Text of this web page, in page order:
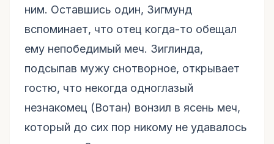
ним. Оставшись один, Зигмунд
вспоминает, что отец когда-то обещал
ему непобедимый меч. Зиглинда,
подсыпав мужу снотворное, открывает
гостю, что некогда одноглазый
незнакомец (Вотан) вонзил в ясень меч,
который до сих пор никому не удавалось